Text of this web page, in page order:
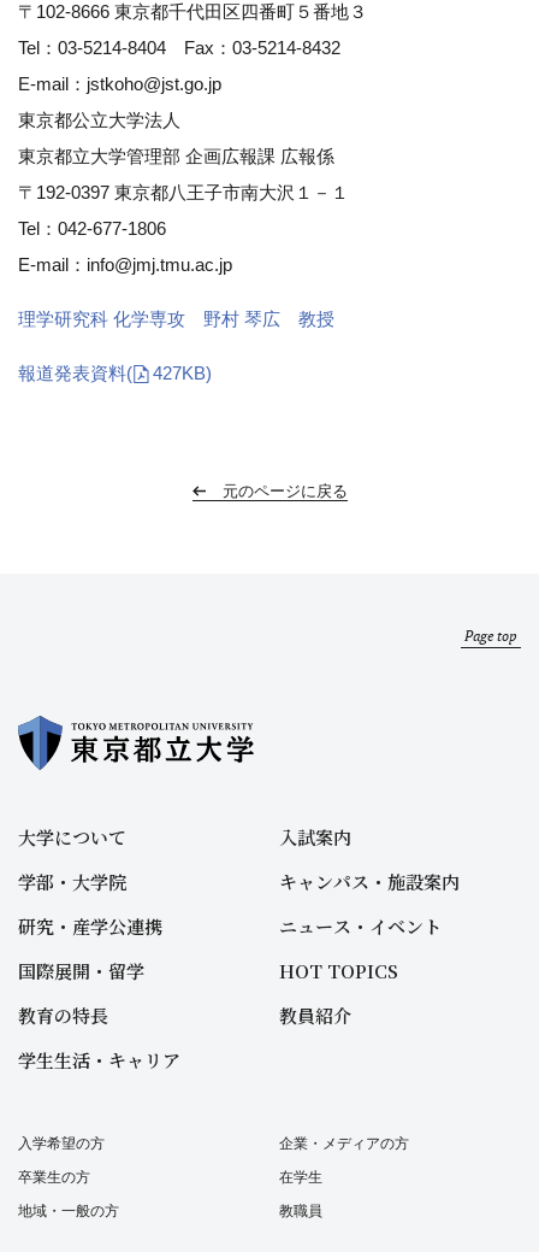
〒102-8666 東京都千代田区四番町５番地３
Tel：03-5214-8404 Fax：03-5214-8432
E-mail：jstkoho@jst.go.jp
東京都公立大学法人
東京都立大学管理部 企画広報課 広報係
〒192-0397 東京都八王子市南大沢１－１
Tel：042-677-1806
E-mail：info@jmj.tmu.ac.jp
理学研究科 化学専攻 野村 琴広 教授
報道発表資料( 427KB)
元のページに戻る
Page top
大学について
学部・大学院
研究・産学公連携
国際展開・留学
教育の特長
学生生活・キャリア
入試案内
キャンパス・施設案内
ニュース・イベント
HOT TOPICS
教員紹介
入学希望の方
卒業生の方
地域・一般の方
企業・メディアの方
在学生
教職員